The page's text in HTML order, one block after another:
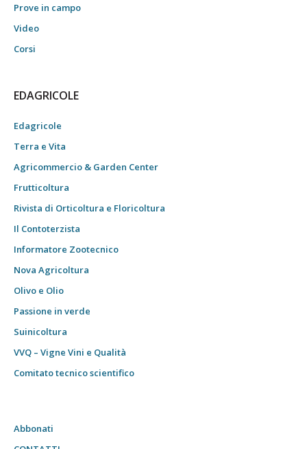
Prove in campo
Video
Corsi
EDAGRICOLE
Edagricole
Terra e Vita
Agricommercio & Garden Center
Frutticoltura
Rivista di Orticoltura e Floricoltura
Il Contoterzista
Informatore Zootecnico
Nova Agricoltura
Olivo e Olio
Passione in verde
Suinicoltura
VVQ – Vigne Vini e Qualità
Comitato tecnico scientifico
Abbonati